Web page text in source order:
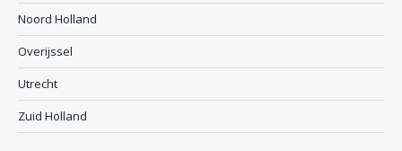
Noord Holland
Overijssel
Utrecht
Zuid Holland